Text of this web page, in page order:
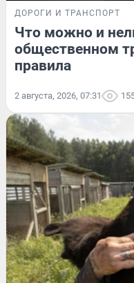
ДОРОГИ И ТРАНСПОРТ
Что можно и
общественном
правила
2 августа, 2026, 07:31